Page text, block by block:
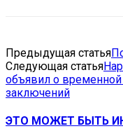
Предыдущая статья
Следующая статья
объявил о
заключений
ЭТО МОЖЕТ БЫТЬ